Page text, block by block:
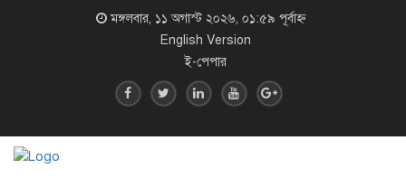
মঙ্গলবার, ১১ অগাস্ট ২০২৬, ০১:৫৯ পূর্বাহ্ন
English Version
ই-পেপার